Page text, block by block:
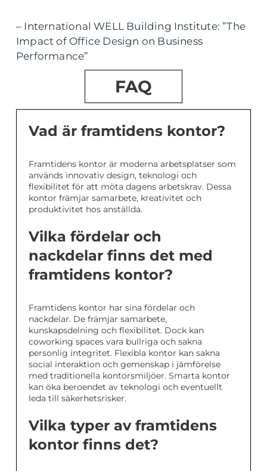
– International WELL Building Institute: ”The
Impact of Office Design on Business
Performance”
FAQ
Vad är framtidens kontor?
Framtidens kontor är moderna arbetsplatser som
används innovativ design, teknologi och
flexibilitet för att möta dagens arbetskrav. Dessa
kontor främjar samarbete, kreativitet och
produktivitet hos anställda.
Vilka fördelar och
nackdelar finns det med
framtidens kontor?
Framtidens kontor har sina fördelar och
nackdelar. De främjar samarbete,
kunskapsdelning och flexibilitet. Dock kan
coworking spaces vara bullriga och sakna
personlig integritet. Flexibla kontor kan sakna
social interaktion och gemenskap i jämförelse
med traditionella kontorsmiljöer. Smarta kontor
kan öka beroendet av teknologi och eventuellt
leda till säkerhetsrisker.
Vilka typer av framtidens
kontor finns det?